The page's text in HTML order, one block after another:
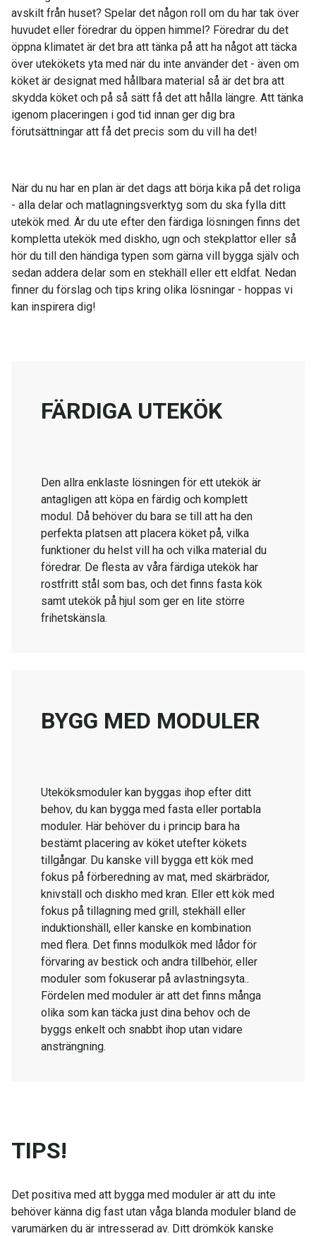
avskilt från huset? Spelar det någon roll om du har tak över
huvudet eller föredrar du öppen himmel? Föredrar du det
öppna klimatet är det bra att tänka på att ha något att täcka
över utekökets yta med när du inte använder det - även om
köket är designat med hållbara material så är det bra att
skydda köket och på så sätt få det att hålla längre. Att tänka
igenom placeringen i god tid innan ger dig bra
förutsättningar att få det precis som du vill ha det!
När du nu har en plan är det dags att börja kika på det roliga
- alla delar och matlagningsverktyg som du ska fylla ditt
utekök med. Är du ute efter den färdiga lösningen finns det
kompletta utekök med diskho, ugn och stekplattor eller så
hör du till den händiga typen som gärna vill bygga själv och
sedan addera delar som en stekhäll eller ett eldfat. Nedan
finner du förslag och tips kring olika lösningar - hoppas vi
kan inspirera dig!
FÄRDIGA UTEKÖK
Den allra enklaste lösningen för ett utekök är
antagligen att köpa en färdig och komplett
modul. Då behöver du bara se till att ha den
perfekta platsen att placera köket på, vilka
funktioner du helst vill ha och vilka material du
föredrar. De flesta av våra färdiga utekök har
rostfritt stål som bas, och det finns fasta kök
samt utekök på hjul som ger en lite större
frihetskänsla.
BYGG MED MODULER
Uteköksmoduler kan byggas ihop efter ditt
behov, du kan bygga med fasta eller portabla
moduler. Här behöver du i princip bara ha
bestämt placering av köket utefter kökets
tillgångar. Du kanske vill bygga ett kök med
fokus på förberedning av mat, med skärbrädor,
knivställ och diskho med kran. Eller ett kök med
fokus på tillagning med grill, stekhäll eller
induktionshäll, eller kanske en kombination
med flera. Det finns modulkök med lådor för
förvaring av bestick och andra tillbehör, eller
moduler som fokuserar på avlastningsyta..
Fördelen med moduler är att det finns många
olika som kan täcka just dina behov och de
byggs enkelt och snabbt ihop utan vidare
ansträngning.
TIPS!
Det positiva med att bygga med moduler är att du inte
behöver känna dig fast utan våga blanda moduler bland de
varumärken du är intresserad av. Ditt drömkök kanske